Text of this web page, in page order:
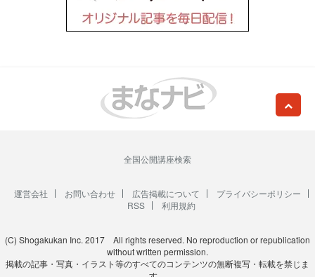
全国公開講座検索
運営会社 お問い合わせ 広告掲載について
プライバシーポリシー
RSS
利用規約
(C) Shogakukan Inc. 2017 All rights reserved. No reproduction or republication
without written permission.
掲載の記事・写真・イラスト等のすべてのコンテンツの無断複写・転載を禁じま